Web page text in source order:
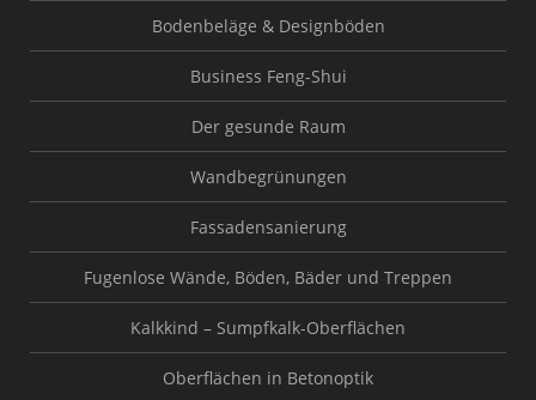
Bodenbeläge & Designböden
Business Feng-Shui
Der gesunde Raum
Wandbegrünungen
Fassadensanierung
Fugenlose Wände, Böden, Bäder und Treppen
Kalkkind – Sumpfkalk-Oberflächen
Oberflächen in Betonoptik